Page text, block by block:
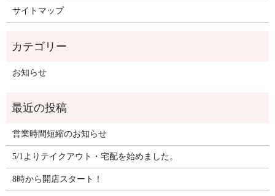
サイトマップ
お知らせ
営業時間短縮のお知らせ
5/1よりテイクアウト・宅配を始めました。
8時から開店スタート！